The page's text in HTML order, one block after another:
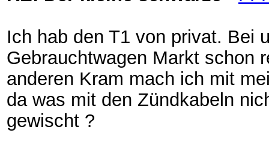
Ich hab den T1 von privat. Bei
Gebrauchtwagen Markt schon
anderen Kram mach ich mit
da was mit den Zündkabeln
gewischt ?